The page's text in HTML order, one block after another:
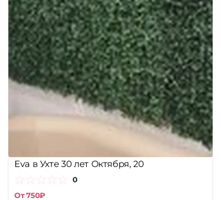
Eva в Ухте 30 лет Октября, 20
0
От 750₽